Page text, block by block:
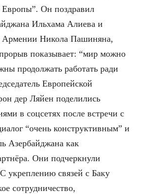
Он поздравил
Ильхама Алиева и
Армении Никола Пашиняна,
показывает: “мир можно
продолжать работать ради
Европейской
дер Ляйен поделились
в соцсетях после встречи с
“очень конструктивным” и
Азербайджана как
Они подчеркнули
укреплению связей с Баку
сотрудничество,